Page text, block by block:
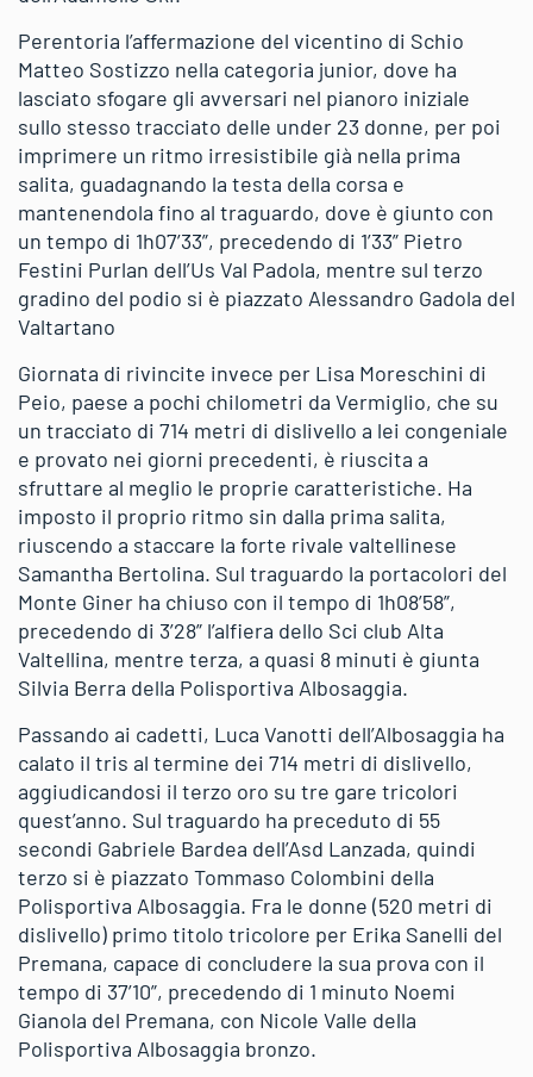
Perentoria l’affermazione del vicentino di Schio
Matteo Sostizzo nella categoria junior, dove ha
lasciato sfogare gli avversari nel pianoro iniziale
sullo stesso tracciato delle under 23 donne, per poi
imprimere un ritmo irresistibile già nella prima
salita, guadagnando la testa della corsa e
mantenendola fino al traguardo, dove è giunto con
un tempo di 1h07’33”, precedendo di 1’33” Pietro
Festini Purlan dell’Us Val Padola, mentre sul terzo
gradino del podio si è piazzato Alessandro Gadola del
Valtartano
Giornata di rivincite invece per Lisa Moreschini di
Peio, paese a pochi chilometri da Vermiglio, che su
un tracciato di 714 metri di dislivello a lei congeniale
e provato nei giorni precedenti, è riuscita a
sfruttare al meglio le proprie caratteristiche. Ha
imposto il proprio ritmo sin dalla prima salita,
riuscendo a staccare la forte rivale valtellinese
Samantha Bertolina. Sul traguardo la portacolori del
Monte Giner ha chiuso con il tempo di 1h08’58”,
precedendo di 3’28” l’alfiera dello Sci club Alta
Valtellina, mentre terza, a quasi 8 minuti è giunta
Silvia Berra della Polisportiva Albosaggia.
Passando ai cadetti, Luca Vanotti dell’Albosaggia ha
calato il tris al termine dei 714 metri di dislivello,
aggiudicandosi il terzo oro su tre gare tricolori
quest’anno. Sul traguardo ha preceduto di 55
secondi Gabriele Bardea dell’Asd Lanzada, quindi
terzo si è piazzato Tommaso Colombini della
Polisportiva Albosaggia. Fra le donne (520 metri di
dislivello) primo titolo tricolore per Erika Sanelli del
Premana, capace di concludere la sua prova con il
tempo di 37’10”, precedendo di 1 minuto Noemi
Gianola del Premana, con Nicole Valle della
Polisportiva Albosaggia bronzo.